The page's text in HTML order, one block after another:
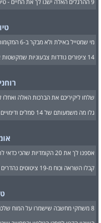
9 ההרגלים האלה ישנו לך את החיים - טיפ מספר 5 מומלץ בחום!
מי שמטייל באילת ולא מבקר ב-6 המקומות הנהדרים האלה - מפספס!
14 ציפורים נודדות צבעוניות שמקשטות את שמי הארץ בימי האביב
שלחו ליקיריכם את הברכות האלה
גלו מה משמעותם של 14 סמלים ודימויים שמופיעים בחלומות שלכם
אספנו לך את 20 הקומדיות שהכי כדאי לראות עכשיו בנטפליקס!
קבלו השראה וכוח מ-19 ציטוטים נהדרים משירים ישראלים אהובים
8 משחקי מחשבה שישמרו על המוח שלכם חד ויתנו לכם רגע של שקט